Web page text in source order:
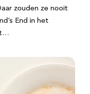
zouden ze nooit
End in het